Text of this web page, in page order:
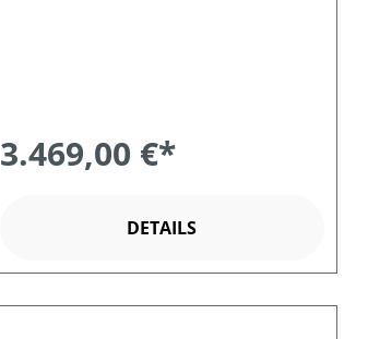
3.469,00 €*
DETAILS